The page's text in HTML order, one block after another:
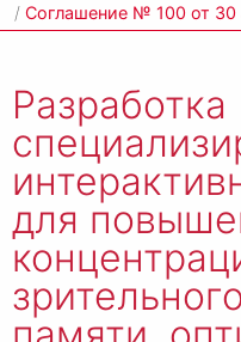
/ Соглашение № 100 от 30
Разработка
для